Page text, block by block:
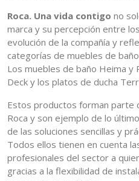
Roca. Una vida contigo no
marca y su percepción entre
evolución de la compañía y
categorías de muebles de
Los muebles de baño Heima y
Deck y los platos de ducha
Estos productos forman parte
Roca y son ejemplo de lo
de las soluciones sencillas y
Todos ellos tienen en cuenta
profesionales del sector a
gracias a la flexibilidad de